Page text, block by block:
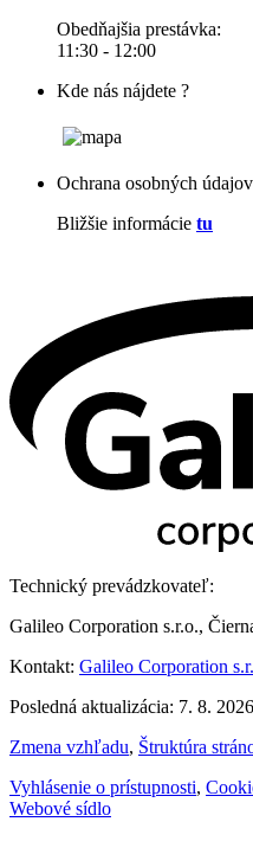
Obedňajšia prestávka:
11:30 - 12:00
Kde nás nájdete ?
Ochrana osobných údajov
Bližšie informácie tu
Technický prevádzkovateľ:
Galileo Corporation s.r.o.,
Kontakt: Galileo Corporation
Posledná aktualizácia: 7. 8. 2026
Zmena vzhľadu, Štruktúra
Vyhlásenie o prístupnosti,
Webové sídlo